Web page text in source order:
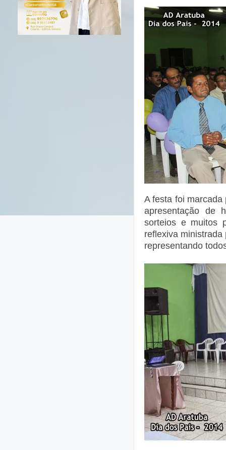
A festa foi
apresentação de
sorteios e muitos
reflexiva
representando